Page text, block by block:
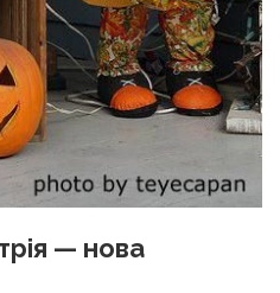
— нова